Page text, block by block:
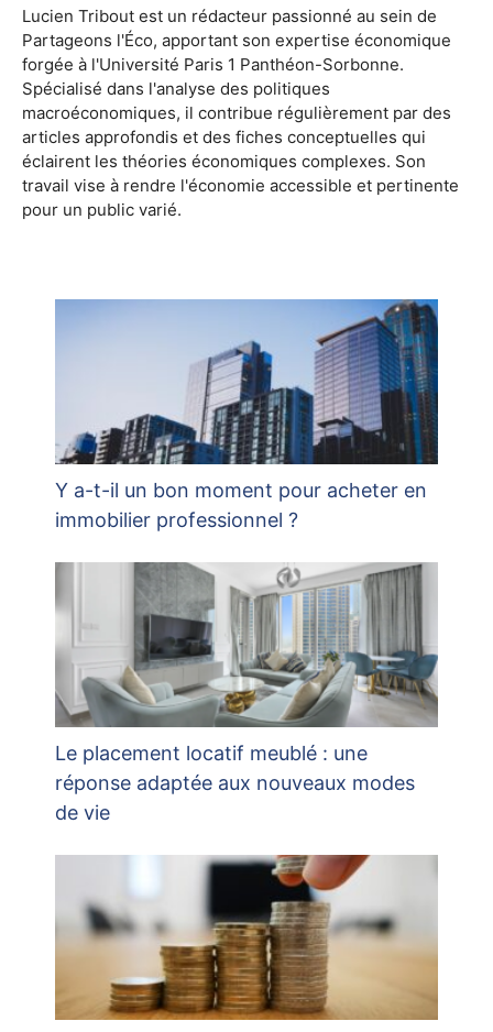
Lucien Tribout est un rédacteur passionné au sein de
Partageons l'Éco, apportant son expertise économique
forgée à l'Université Paris 1 Panthéon-Sorbonne.
Spécialisé dans l'analyse des politiques
macroéconomiques, il contribue régulièrement par des
articles approfondis et des fiches conceptuelles qui
éclairent les théories économiques complexes. Son
travail vise à rendre l'économie accessible et pertinente
pour un public varié.
Y a-t-il un bon moment pour acheter en
immobilier professionnel ?
Le placement locatif meublé : une
réponse adaptée aux nouveaux modes
de vie